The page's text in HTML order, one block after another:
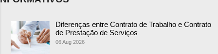
Diferenças entre Contrato de Trabalho e Contrato
de Prestação de Serviços
06 Aug 2026